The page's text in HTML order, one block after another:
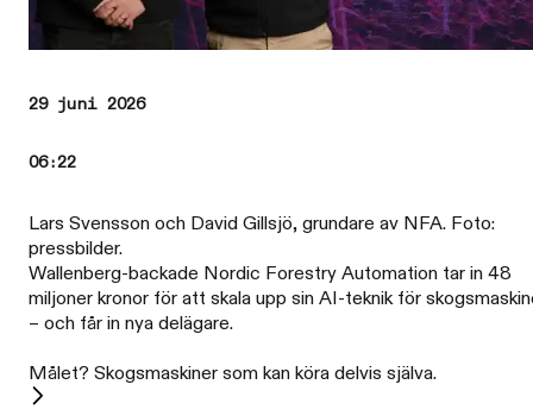
29 juni 2026
06:22
Lars Svensson och David Gillsjö, grundare av NFA. Foto:
pressbilder.
Wallenberg-backade Nordic Forestry Automation tar in 48
miljoner kronor för att skala upp sin AI-teknik för
– och får in nya delägare.
Målet? Skogsmaskiner som kan köra delvis själva.